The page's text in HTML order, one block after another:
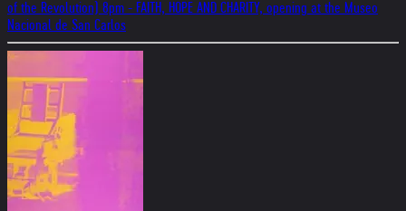
of the Revolution) 8pm - FAITH, HOPE AND CHARITY, opening at the Museo
Nacional de San Carlos